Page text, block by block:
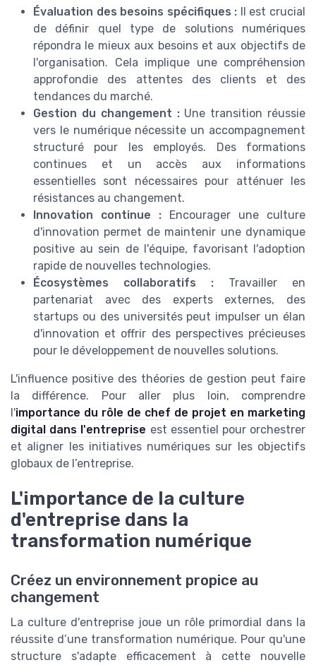
Évaluation des besoins spécifiques : Il est crucial
de définir quel type de solutions numériques
répondra le mieux aux besoins et aux objectifs de
l'organisation. Cela implique une compréhension
approfondie des attentes des clients et des
tendances du marché.
Gestion du changement :Une transition réussie
vers le numérique nécessite un accompagnement
structuré pour les employés. Des formations
continues et un accès aux informations
essentielles sont nécessaires pour atténuer les
résistances au changement.
Innovation continue : Encourager une culture
d'innovation permet de maintenir une dynamique
positive au sein de l'équipe, favorisant l'adoption
rapide de nouvelles technologies.
Écosystèmes collaboratifs : Travailler en
partenariat avec des experts externes, des
startups ou des universités peut impulser un élan
d'innovation et offrir des perspectives précieuses
pour le développement de nouvelles solutions.
L'influence positive des théories de gestion peut faire
la différence. Pour aller plus loin, comprendre
l'importance du rôle de chef de projet en marketing
digital dans l'entreprise est essentiel pour orchestrer
et aligner les initiatives numériques sur les objectifs
globaux de l’entreprise.
L'importance de la culture
d'entreprise dans la
transformation numérique
Créez un environnement propice au
changement
La culture d'entreprise joue un rôle primordial dans la
réussite d’une transformation numérique. Pour qu'une
structure s'adapte efficacement à cette nouvelle